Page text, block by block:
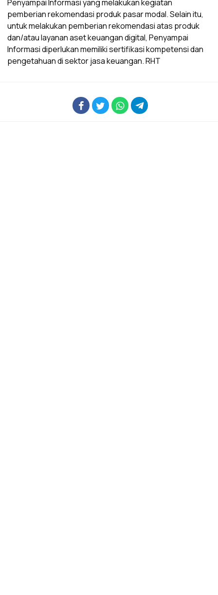
Penyampai Informasi yang melakukan kegiatan
pemberian rekomendasi produk pasar modal. Selain itu,
untuk melakukan pemberian rekomendasi atas produk
dan/atau layanan aset keuangan digital, Penyampai
Informasi diperlukan memiliki sertifikasi kompetensi dan
pengetahuan di sektor jasa keuangan. RHT